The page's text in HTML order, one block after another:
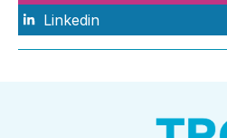
Linkedin